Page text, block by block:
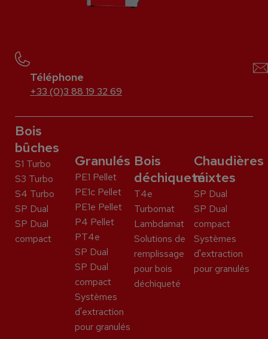
Téléphone
+33 (0)3 88 19 32 69
Bois
bûches
S1 Turbo
S3 Turbo
S4 Turbo
SP Dual
SP Dual
compact
Granulés
PE1 Pellet
PE1c Pellet
PE1e Pellet
P4 Pellet
PT4e
SP Dual
SP Dual
compact
Systèmes
d'extraction
pour granulés
Bois
déchiqueté
T4e
Turbomat
Lambdamat
Solutions de
remplissage
pour bois
déchiqueté
Chaudières
mixtes
SP Dual
SP Dual
compact
Systèmes
d'extraction
pour granulés